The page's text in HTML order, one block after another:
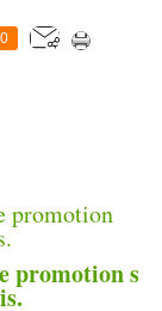
0
promotion s